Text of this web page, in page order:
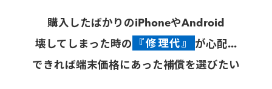
購入したばかりのiPhoneやAndroid
壊してしまった時の 『修理代』 が心配...
できれば端末価格にあった補償を選びたい